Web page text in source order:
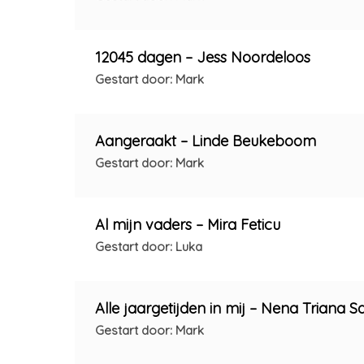
12045 dagen – Jess Noordeloos
Gestart door: Mark
Aangeraakt – Linde Beukeboom
Gestart door: Mark
Al mijn vaders – Mira Feticu
Gestart door: Luka
Alle jaargetijden in mij – Nena Triana
Gestart door: Mark